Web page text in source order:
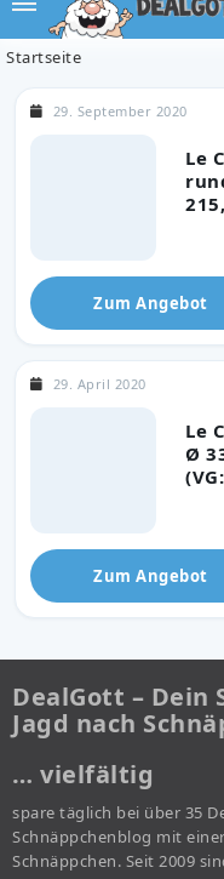
Startseite
Le
29. September 2020
Zum Angebot
Le
Ø
29. April 2020
Zum Angebot
DealGott – Dein
Jagd nach
… vielfältig
spare täglich bei über 35
Schnäppchenblog mit
Schnäppchen. Seit 2009